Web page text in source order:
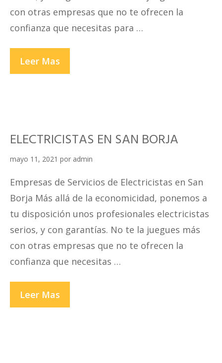
con otras empresas que no te ofrecen la
confianza que necesitas para …
Leer Mas
EN
ELECTRICISTAS EN SAN BORJA
mayo 11, 2021 por admin
Empresas de Servicios de Electricistas en San
Borja Más allá de la economicidad, ponemos a
tu disposición unos profesionales electricistas
serios, y con garantías. No te la juegues más
con otras empresas que no te ofrecen la
confianza que necesitas …
Leer Mas
EN